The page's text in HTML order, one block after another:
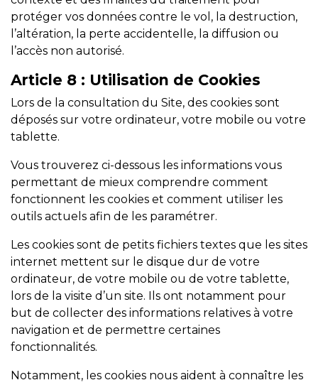
protéger vos données contre le vol, la destruction,
l’altération, la perte accidentelle, la diffusion ou
l’accès non autorisé.
Article 8 : Utilisation de Cookies
Lors de la consultation du Site, des cookies sont
déposés sur votre ordinateur, votre mobile ou votre
tablette.
Vous trouverez ci-dessous les informations vous
permettant de mieux comprendre comment
fonctionnent les cookies et comment utiliser les
outils actuels afin de les paramétrer.
Les cookies sont de petits fichiers textes que les sites
internet mettent sur le disque dur de votre
ordinateur, de votre mobile ou de votre tablette,
lors de la visite d’un site. Ils ont notamment pour
but de collecter des informations relatives à votre
navigation et de permettre certaines
fonctionnalités.
Notamment, les cookies nous aident à connaître les